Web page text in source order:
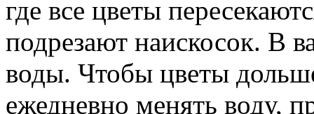
где все цветы
подрезают наискосок. В
воды. Чтобы цветы
ежедневно менять воду,